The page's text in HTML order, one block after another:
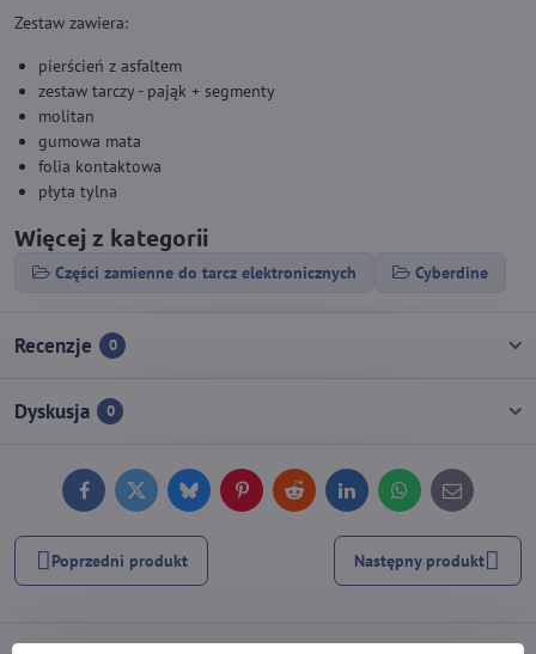
Zestaw zawiera:
pierścień z asfaltem
zestaw tarczy - pająk + segmenty
molitan
gumowa mata
folia kontaktowa
płyta tylna
Więcej z kategorii
Części zamienne do tarcz elektronicznych Cyberdine
Recenzje 0
Dyskusja 0
FacebookTwitterBlueskyPinterestReddit LinkedInWhatsApp
E-
mail
Poprzedni produkt Następny produkt